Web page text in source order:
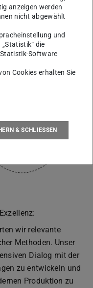
Dazu streben
wir relevante
Methoden. Unser
Dialog mit der
zu entwickeln und
Produktion zu
anzeigen werden
nicht abgewählt
und
die
Software
Cookies erhalten Sie
& SCHLIESSEN